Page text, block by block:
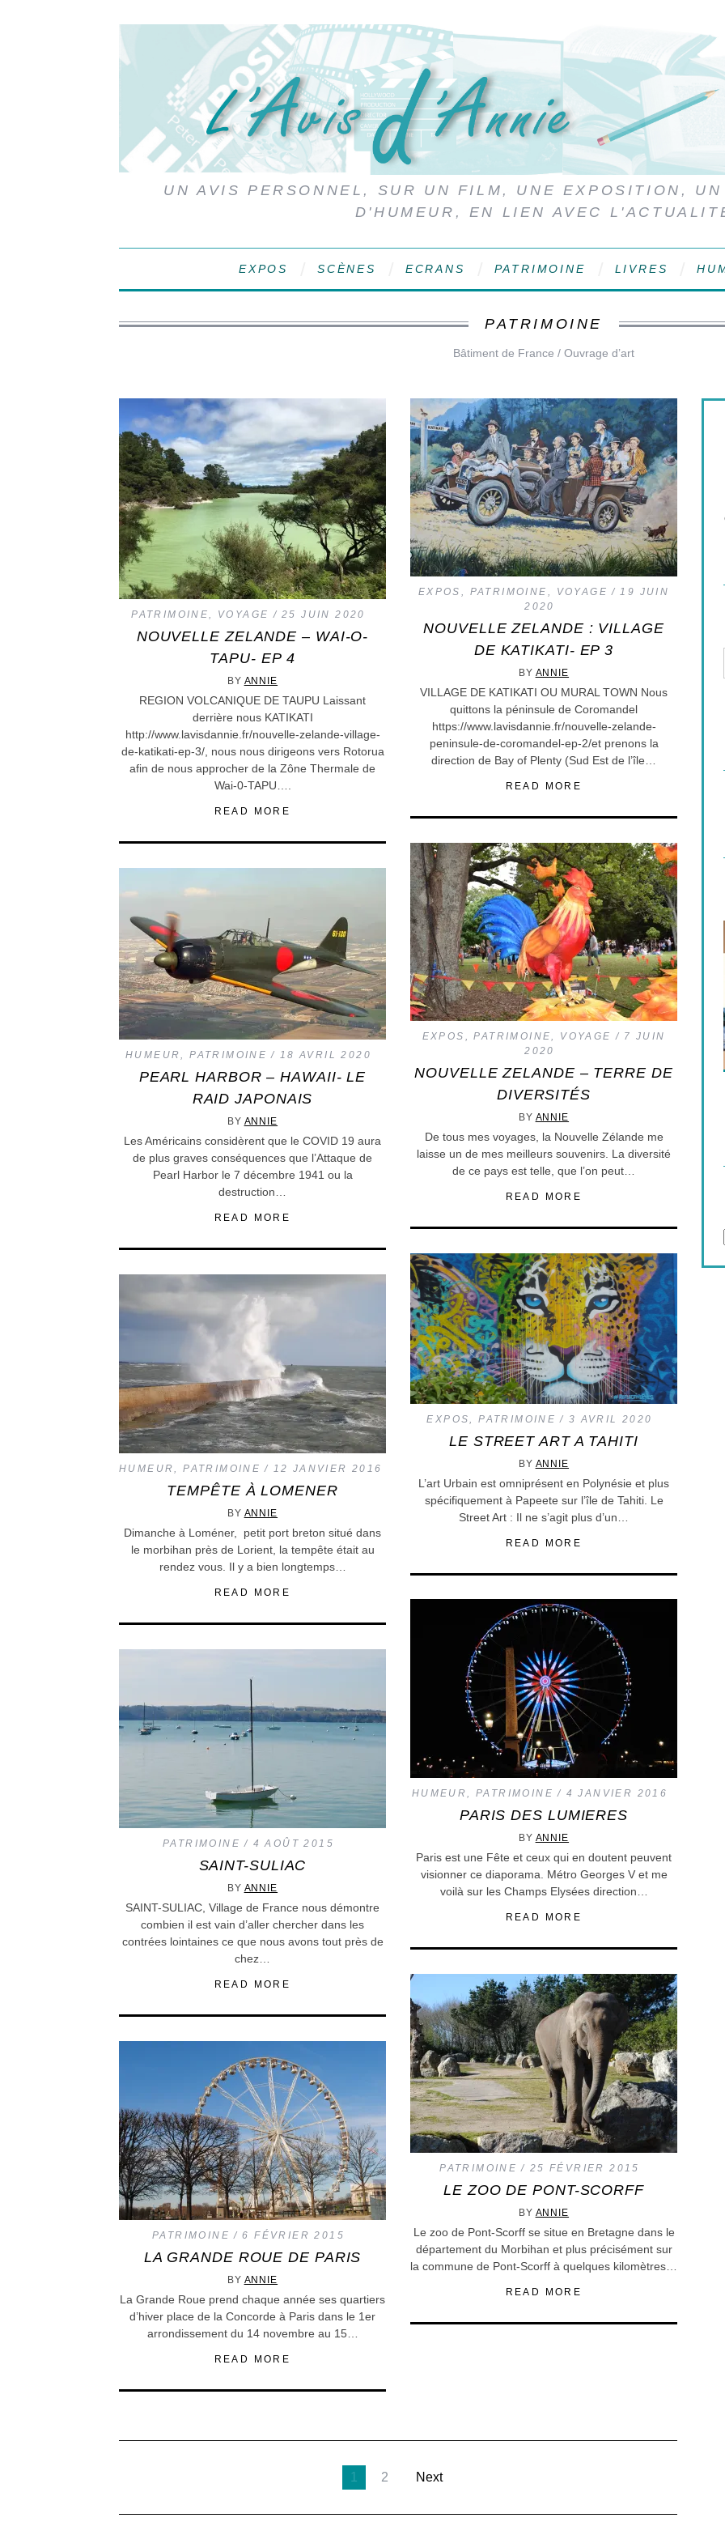
UN AVIS PERSONNEL, SUR UN FILM, UNE EXPOSITION,
D'HUMEUR, EN LIEN AVEC
EXPOS SCÈNES ECRANS PATRIMOINE LIVRES
PATRIMOINE
Bâtiment de France / Ouvrage d’art
PATRIMOINE, VOYAGE 25 JUIN 2020
NOUVELLE ZELANDE – WAI-O-
TAPU- EP 4
BY ANNIE
REGION VOLCANIQUE DE TAUPU Laissant
derrière nous KATIKATI
http://www.lavisdannie.fr/nouvelle-zelande-village-
de-katikati-ep-3/, nous nous dirigeons vers Rotorua
afin de nous approcher de la Zône Thermale de
Wai-0-TAPU….
READ MORE
EXPOS , PATRIMOINE , VOYAGE
19 JUIN
2020
NOUVELLE ZELANDE : VILLAGE
DE KATIKATI- EP 3
BY ANNIE
VILLAGE DE KATIKATI OU MURAL TOWN Nous
quittons la péninsule de Coromandel
https://www.lavisdannie.fr/nouvelle-zelande-
peninsule-de-coromandel-ep-2/et prenons la
direction de Bay of Plenty (Sud Est de l’île…
READ MORE
EXPOS ,PATRIMOINE, VOYAGE
7 JUIN
2020
NOUVELLE ZELANDE – TERRE DE
DIVERSITÉS
BY ANNIE
De tous mes voyages, la Nouvelle Zélande me
laisse un de mes meilleurs souvenirs. La diversité
de ce pays est telle, que l’on peut…
READ MORE
HUMEUR,PATRIMOINE 18 AVRIL 2020
PEARL HARBOR – HAWAII- LE
RAID JAPONAIS
BY ANNIE
Les Américains considèrent que le COVID 19 aura
de plus graves conséquences que l’Attaque de
Pearl Harbor le 7 décembre 1941 ou la
destruction…
READ MORE
EXPOS ,PATRIMOINE 3 AVRIL 2020
LE STREET ART A TAHITI
BY ANNIE
L’art Urbain est omniprésent en Polynésie et plus
spécifiquement à Papeete sur l’île de Tahiti. Le
Street Art : Il ne s’agit plus d’un…
READ MORE
HUMEUR,PATRIMOINE 12 JANVIER 2016
TEMPÊTE À LOMENER
BY ANNIE
Dimanche à Loméner, petit port breton situé dans
le morbihan près de Lorient, la tempête était au
rendez vous. Il y a bien longtemps…
READ MORE
HUMEUR,PATRIMOINE 4 JANVIER 2016
PARIS DES LUMIERES
BY ANNIE
Paris est une Fête et ceux qui en doutent peuvent
visionner ce diaporama. Métro Georges V et me
voilà sur les Champs Elysées direction…
READ MORE
PATRIMOINE 4 AOÛT 2015
SAINT-SULIAC
BY ANNIE
SAINT-SULIAC, Village de France nous démontre
combien il est vain d’aller chercher dans les
contrées lointaines ce que nous avons tout près de
chez…
READ MORE
PATRIMOINE 25 FÉVRIER 2015
LE ZOO DE PONT-SCORFF
BY ANNIE
Le zoo de Pont-Scorff se situe en Bretagne dans le
département du Morbihan et plus précisément sur
la commune de Pont-Scorff à quelques kilomètres…
READ MORE
PATRIMOINE 6 FÉVRIER 2015
LA GRANDE ROUE DE PARIS
BY ANNIE
La Grande Roue prend chaque année ses quartiers
d’hiver place de la Concorde à Paris dans le 1er
arrondissement du 14 novembre au 15…
READ MORE
1 2 Next
LE BLEU N’EST PAS LA COULEUR
DE L’AMOUR